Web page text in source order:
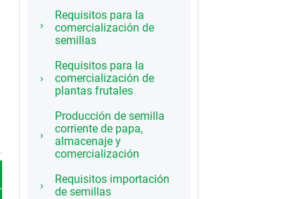
Requisitos para la
comercialización de
semillas
Requisitos para la
comercialización de
plantas frutales
Producción de semilla
corriente de papa,
almacenaje y
comercialización
Requisitos importación
de semillas